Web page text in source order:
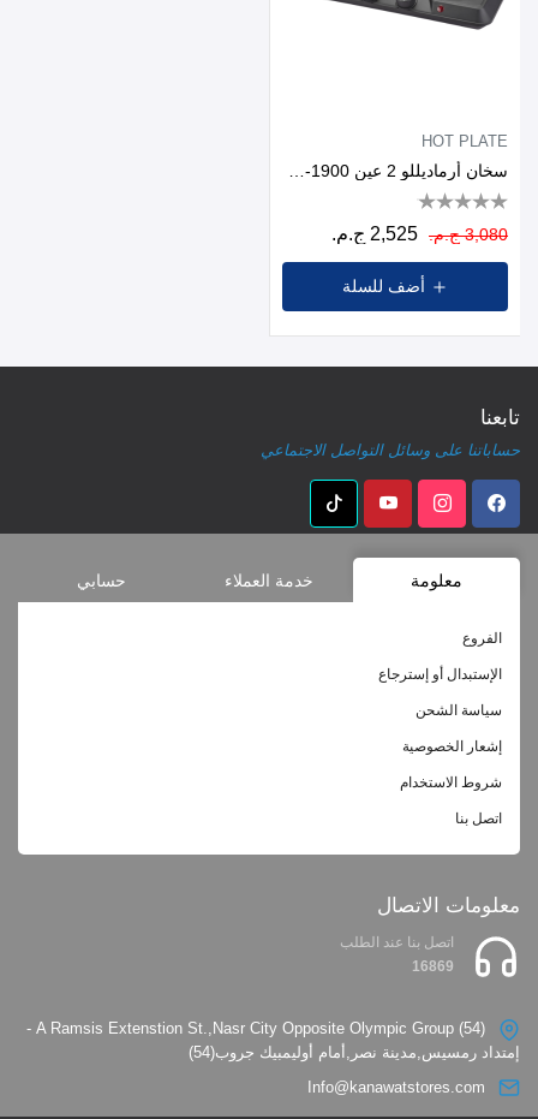
HOT PLATE
3,080 ج.م. 2,525 ج.م.
أضف للسلة
تابعنا
حساباتنا على وسائل التواصل الاجتماعي
معلومة خدمة العملاء حسابي
معلومات الاتصال
اتصل بنا عند الطلب
16869
(54) A Ramsis Extenstion St.,Nasr City Opposite Olympic Group -
إمتداد رمسيس,مدينة نصر,أمام أوليمبيك جروب(54)
Info@kanawatstores.com
الفروع
الإستبدال أو إسترجاع
سياسة الشحن
إشعار الخصوصية
شروط الاستخدام
اتصل بنا